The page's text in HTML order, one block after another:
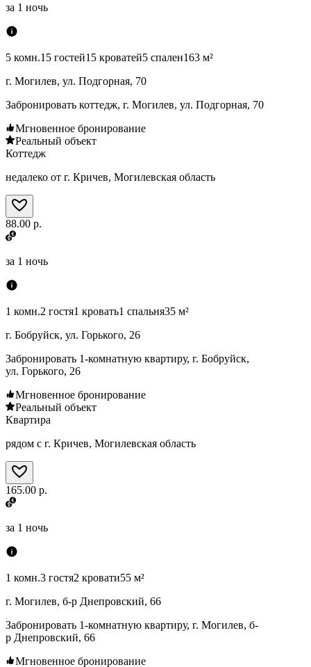
за 1 ночь
5 комн.15 гостей15 кроватей5 спален163 м²
г. Могилев, ул. Подгорная, 70
Забронировать коттедж, г. Могилев, ул. Подгорная, 70
Мгновенное бронирование
Реальный объект
Коттедж
недалеко от г. Кричев, Могилевская область
88.00 р.
за 1 ночь
1 комн.2 гостя1 кровать1 спальня35 м²
г. Бобруйск, ул. Горького, 26
Забронировать 1-комнатную квартиру, г. Бобруйск,
ул. Горького, 26
Мгновенное бронирование
Реальный объект
Квартира
рядом с г. Кричев, Могилевская область
165.00 р.
за 1 ночь
1 комн.3 гостя2 кровати55 м²
г. Могилев, б-р Днепровский, 66
Забронировать 1-комнатную квартиру, г. Могилев, б-
р Днепровский, 66
Мгновенное бронирование